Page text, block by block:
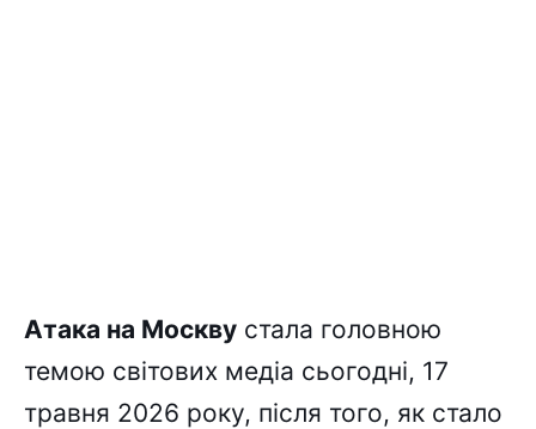
Атака на Москву стала головною
темою світових медіа сьогодні, 17
травня 2026 року, після того, як стало